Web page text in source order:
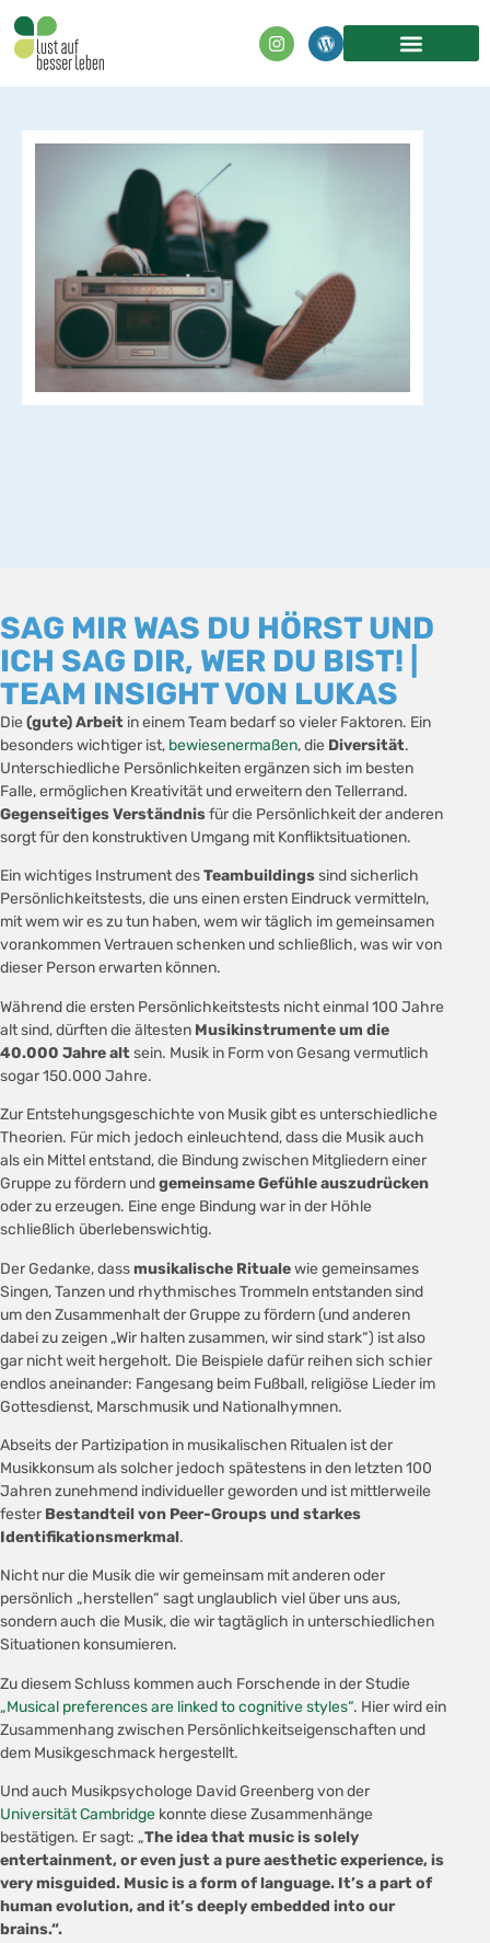
SAG MIR WAS DU HÖRST UND
ICH SAG DIR, WER DU BIST! |
TEAM INSIGHT VON LUKAS
Die (gute) Arbeit in einem Team bedarf so vieler Faktoren. Ein
besonders wichtiger ist, bewiesenermaßen, die Diversität.
Unterschiedliche Persönlichkeiten ergänzen sich im besten
Falle, ermöglichen Kreativität und erweitern den Tellerrand.
Gegenseitiges Verständnisfür die Persönlichkeit der anderen
sorgt für den konstruktiven Umgang mit Konfliktsituationen.
Ein wichtiges Instrument desTeambuildingssind sicherlich
Persönlichkeitstests, die uns einen ersten Eindruck vermitteln,
mit wem wir es zu tun haben, wem wir täglich im gemeinsamen
vorankommen Vertrauen schenken und schließlich, was wir von
dieser Person erwarten können.
Während die ersten Persönlichkeitstests nicht einmal 100 Jahre
alt sind, dürften die ältesten Musikinstrumente um die
40.000 Jahre altsein. Musik in Form von Gesang vermutlich
sogar 150.000 Jahre.
Zur Entstehungsgeschichte von Musik gibt es unterschiedliche
Theorien. Für mich jedoch einleuchtend, dass die Musik auch
als ein Mittel entstand, die Bindung zwischen Mitgliedern einer
Gruppe zu fördern undgemeinsame Gefühle auszudrücken
oder zu erzeugen. Eine enge Bindung war in der Höhle
schließlich überlebenswichtig.
Der Gedanke, dassmusikalische Ritualewie gemeinsames
Singen, Tanzen und rhythmisches Trommeln entstanden sind
um den Zusammenhalt der Gruppe zu fördern (und anderen
dabei zu zeigen „Wir halten zusammen, wir sind stark“) ist also
gar nicht weit hergeholt. Die Beispiele dafür reihen sich schier
endlos aneinander: Fangesang beim Fußball, religiöse Lieder im
Gottesdienst, Marschmusik und Nationalhymnen.
Abseits der Partizipation in musikalischen Ritualen ist der
Musikkonsum als solcher jedoch spätestens in den letzten 100
Jahren zunehmend individueller geworden und ist mittlerweile
fester Bestandteil von Peer-Groups und starkes
Identifikationsmerkmal.
Nicht nur die Musik die wir gemeinsam mit anderen oder
persönlich „herstellen“ sagt unglaublich viel über uns aus,
sondern auch die Musik, die wir tagtäglich in unterschiedlichen
Situationen konsumieren.
Zu diesem Schluss kommen auch Forschende in der Studie
„Musical preferences are linked to cognitive styles“. Hier wird ein
Zusammenhang zwischen Persönlichkeitseigenschaften und
dem Musikgeschmack hergestellt.
Und auch Musikpsychologe David Greenberg von der
Universität Cambridge konnte diese Zusammenhänge
bestätigen. Er sagt: „The idea that music is solely
entertainment, or even just a pure aesthetic experience, is
very misguided. Music is a form of language. It’s a part of
human evolution, and it’s deeply embedded into our
brains.“.